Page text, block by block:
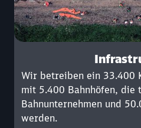
Wir betreiben ein 33.400
mit 5.400 Bahnhöfen, die
Bahnunternehmen und
werden.